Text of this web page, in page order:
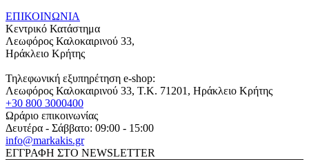
ΕΠΙΚΟΙΝΩΝΙΑ
Κεντρικό Κατάστημα
Λεωφόρος Καλοκαιρινού 33,
Ηράκλειο Κρήτης
Τηλεφωνική εξυπηρέτηση e-shop:
Λεωφόρος Καλοκαιρινού 33, T.K. 71201 , Ηράκλειο Κρήτης
+30 800 3000400
Ωράριο επικοινωνίας
Δευτέρα - Σάββατο: 09:00 - 15:00
info@markakis.gr
ΕΓΓΡΑΦΗ ΣΤΟ NEWSLETTER